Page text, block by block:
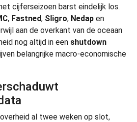
cijferseizoen barst eindelijk los.
, Fastned, Sligro, Nedap en
aan de overkant van de oceaan
nog altijd in een shutdown
belangrijke macro-economische
al twee weken op slot,